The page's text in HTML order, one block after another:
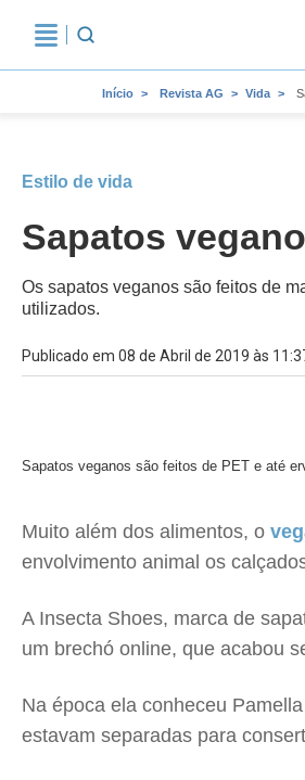
Início Revista AG Vida
Estilo de vida
Sapatos
Os sapatos veganos são feitos de
utilizados.
Publicado em 08 de Abril de 2019 às
Sapatos veganos são feitos de PET e até
Muito além dos alimentos, o
envolvimento animal os
A Insecta Shoes, marca de
um brechó online, que acabou
Na época ela conheceu
estavam separadas para